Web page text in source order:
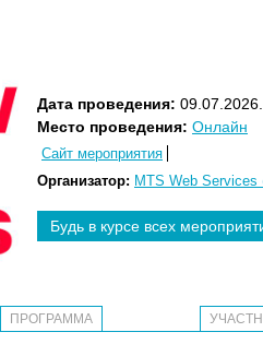
Дата проведения:
Место проведения: Онлайн
Сайт мероприятия
Организатор: MTS Web Services
Будь в курсе всех
ПРОГРАММА